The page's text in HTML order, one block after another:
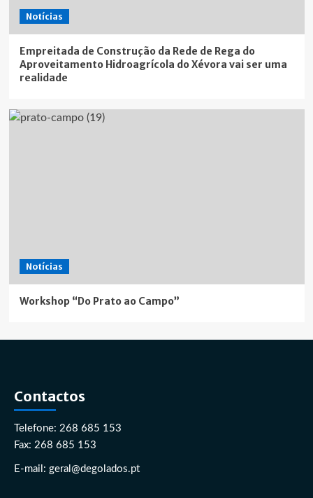
Notícias
Empreitada de Construção da Rede de Rega do
Aproveitamento Hidroagrícola do Xévora vai ser uma
realidade
Notícias
Workshop “Do Prato ao Campo”
Contactos
Telefone: 268 685 153
Fax: 268 685 153
E-mail: geral@degolados.pt